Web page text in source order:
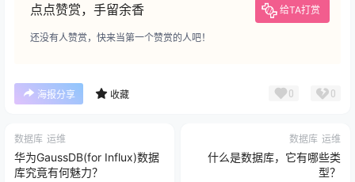
点点赞赏，手留余香 给TA打赏
还没有人赞赏，快来当第一个赞赏的人吧！
海报分享 收藏 0 0
数据库 运维
华为GaussDB(for Influx)数据
库究竟有何魅力？
数据库 运维
什么是数据库，它有哪些类
型？